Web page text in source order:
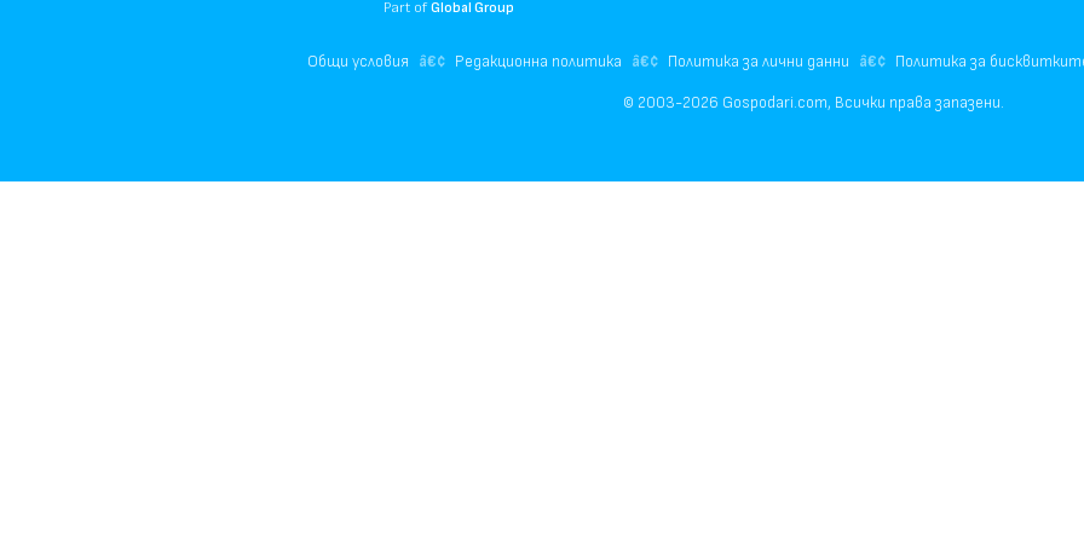
Part ofGlobal Group
Общи условия Редакционна политика Политика за лични данни Политика за
© 2003-2026 Gospodari.com, Всички права запазени.